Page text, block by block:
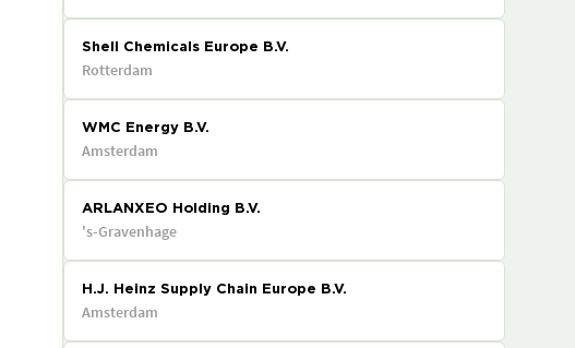
Shell Chemicals Europe B.V.
Rotterdam
WMC Energy B.V.
Amsterdam
ARLANXEO Holding B.V.
's-Gravenhage
H.J. Heinz Supply Chain Europe B.V.
Amsterdam